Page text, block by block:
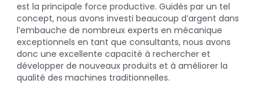
est la principale force productive. Guidés par un tel
concept, nous avons investi beaucoup d’argent dans
l’embauche de nombreux experts en mécanique
exceptionnels en tant que consultants, nous avons
donc une excellente capacité à rechercher et
développer de nouveaux produits et à améliorer la
qualité des machines traditionnelles.